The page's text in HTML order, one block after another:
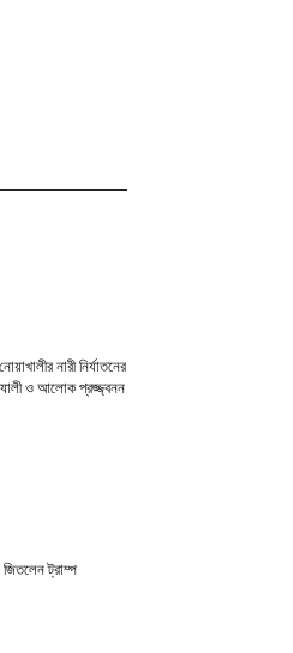
নারী নির্যাতনের
ও আলোক প্রজ্জ্বনন
ট্রাম্প